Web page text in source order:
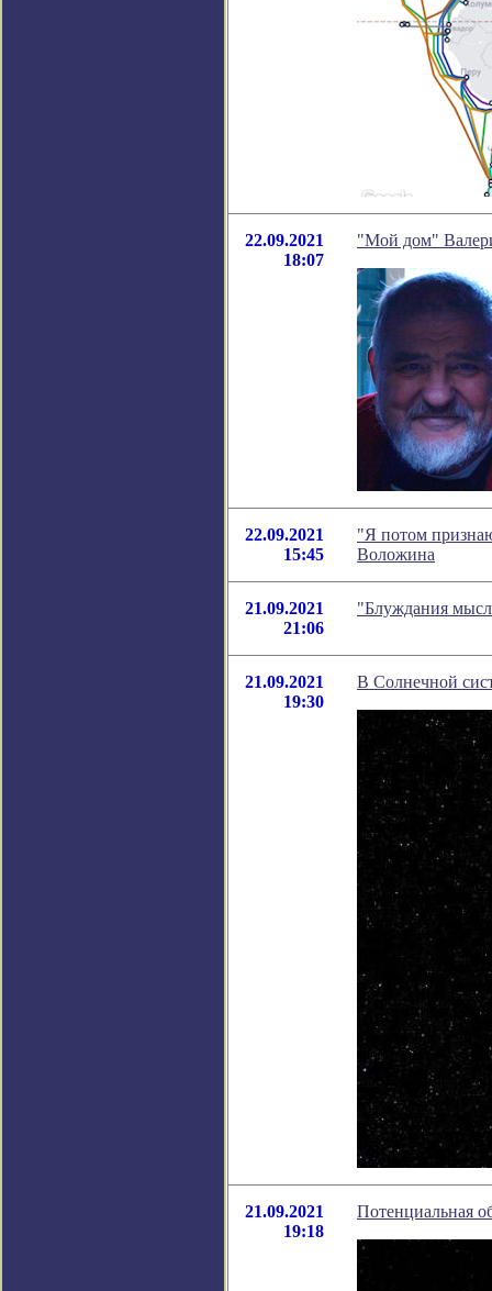
22.09.2021
18:07
"Мой дом"
22.09.2021
15:45
"Я потом
Воложина
21.09.2021
21:06
"Блуждания
21.09.2021
19:30
В Солнечной
21.09.2021
19:18
Потенциальная